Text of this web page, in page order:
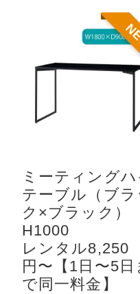
ミーティング
テーブル（ブラ
ク×ブラック）
H1000
レンタル8,250
円〜【1日〜5日
で同一料金】